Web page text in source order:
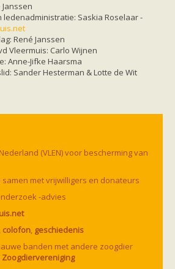
in vleermuisbescherming
en onderzoekbureaus
kopen/ ophangen
provinciale werkgroepen
natuurverenigingen
op vleermuisexcursie
ledenadministratie: Saskia Roselaar -
René Janssen
Vleermuis: Carlo Wijnen
Anne-Jifke Haarsma
Sander Hesterman & Lotte de Wit
(VLEN) voor bescherming van
met vrijwilligers en donateurs
-advies
colofon, geschiedenis
banden met andere zoogdier
Zoogdiervereniging